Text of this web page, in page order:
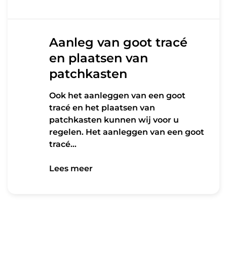
Aanleg van goot tracé
en plaatsen van
patchkasten
Ook het aanleggen van een goot
tracé en het plaatsen van
patchkasten kunnen wij voor u
regelen. Het aanleggen van een goot
tracé…
Lees meer